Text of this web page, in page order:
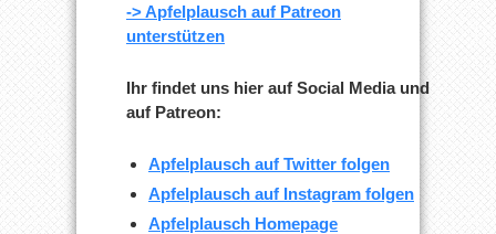
-> Apfelplausch auf Patreon
unterstützen
Ihr findet uns hier auf Social Media und
auf Patreon:
Apfelplausch auf Twitter folgen
Apfelplausch auf Instagram folgen
Apfelplausch Homepage